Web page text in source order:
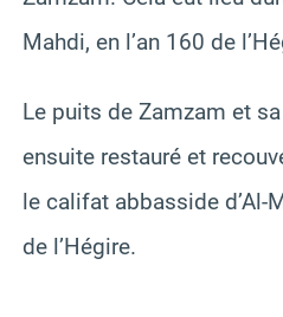
Mahdi, en l’an 160 de
Le puits de Zamzam et
ensuite restauré et
le califat abbasside d’Al-
de l’Hégire.